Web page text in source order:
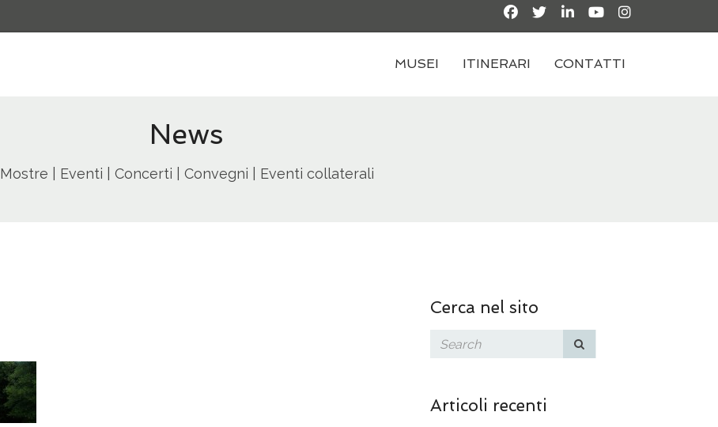
MUSEI ITINERARI CONTATTI
News
Mostre | Eventi | Concerti | Convegni | Eventi collaterali
Cerca nel sito
Articoli recenti